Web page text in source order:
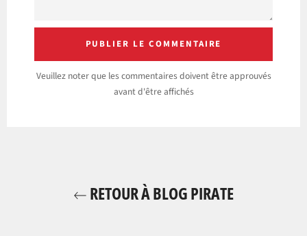
Veuillez noter que les commentaires doivent être approuvés
avant d'être affichés
RETOUR À BLOG PIRATE